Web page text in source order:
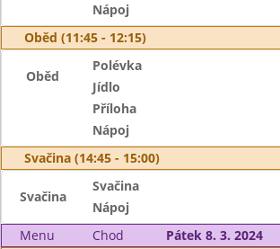
Nápoj
Oběd (11:45 - 12:15)
Oběd
Polévka
Jídlo
Příloha
Nápoj
Svačina (14:45 - 15:00)
Svačina
Svačina
Nápoj
Menu
Chod
Pátek 8. 3. 2024